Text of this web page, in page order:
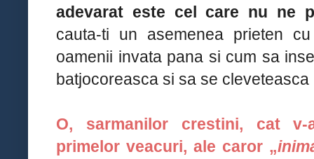
adevarat este cel care nu ne
cauta-ti un asemenea prieten
oamenii invata pana si cum sa
batjocoreasca si sa se cleveteasca
O, sarmanilor crestini, cat
primelor veacuri, ale caror „